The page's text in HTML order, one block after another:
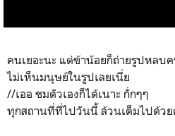
คนเยอะนะ แต่ข้าน้อยก็ถ่ายรูปหลบ
ไม่เห็นมนุษย์ในรูปเลยเนี่ย
//เออ ชมตัวเองก็ได้เนาะ กั่กๆๆ
ทุกสถานที่ที่ไปวันนี้ ล้วนเต็มไปด้วย